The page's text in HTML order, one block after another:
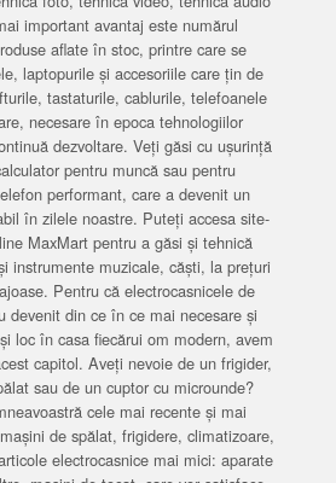
important avantaj este numărul
aflate în stoc, printre care se
laptopurile și accesoriile care țin de
tastaturile, cablurile, telefoanele
necesare în epoca tehnologiilor
dezvoltare. Veți găsi cu ușurință
pentru muncă sau pentru
performant, care a devenit un
în zilele noastre. Puteți accesa site-
MaxMart pentru a găsi și tehnică
instrumente muzicale, căști, la prețuri
Pentru că electrocasnicele de
devenit din ce în ce mai necesare și
loc în casa fiecărui om modern, avem
capitol. Aveți nevoie de un frigider,
sau de un cuptor cu microunde?
cele mai recente și mai
de spălat, frigidere, climatizoare,
electrocasnice mai mici: aparate